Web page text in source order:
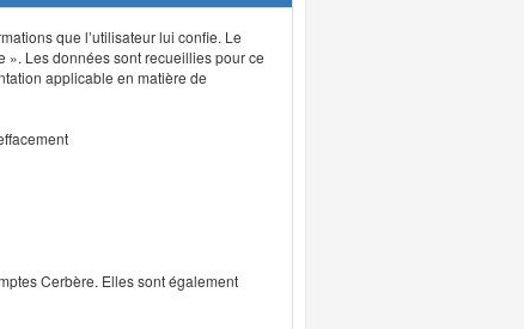
que l’utilisateur lui confie. Le
Les données sont recueillies pour ce
applicable en matière de
Cerbère. Elles sont également